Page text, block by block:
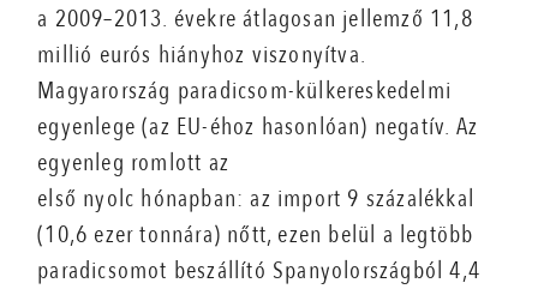
a 2009–2013. évekre átlagosan jellemző 11,8
millió eurós hiányhoz viszonyítva.
Magyarország paradicsom-külkereskedelmi
egyenlege (az EU-éhoz hasonlóan) negatív. Az
egyenleg romlott az
első nyolc hónapban: az import 9 százalékkal
(10,6 ezer tonnára) nőtt, ezen belül a legtöbb
paradicsomot beszállító Spanyolországból 4,4